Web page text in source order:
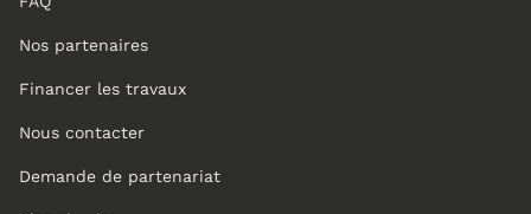
Nos partenaires
Financer les travaux
Nous contacter
Demande de partenariat